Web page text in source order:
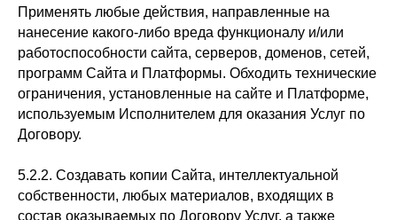
Применять любые действия, направленные на
нанесение какого-либо вреда функционалу и/или
работоспособности сайта, серверов, доменов, сетей,
программ Сайта и Платформы. Обходить технические
ограничения, установленные на сайте и Платформе,
используемым Исполнителем для оказания Услуг по
Договору.
5.2.2. Создавать копии Сайта, интеллектуальной
собственности, любых материалов, входящих в
состав оказываемых по Договору Услуг, а также